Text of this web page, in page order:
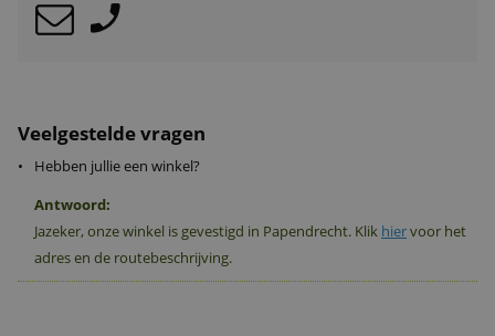
Veelgestelde vragen
•
Hebben jullie een winkel?
Antwoord:
Jazeker, onze winkel is gevestigd in Papendrecht. Klik hiervoor het
adres en de routebeschrijving.